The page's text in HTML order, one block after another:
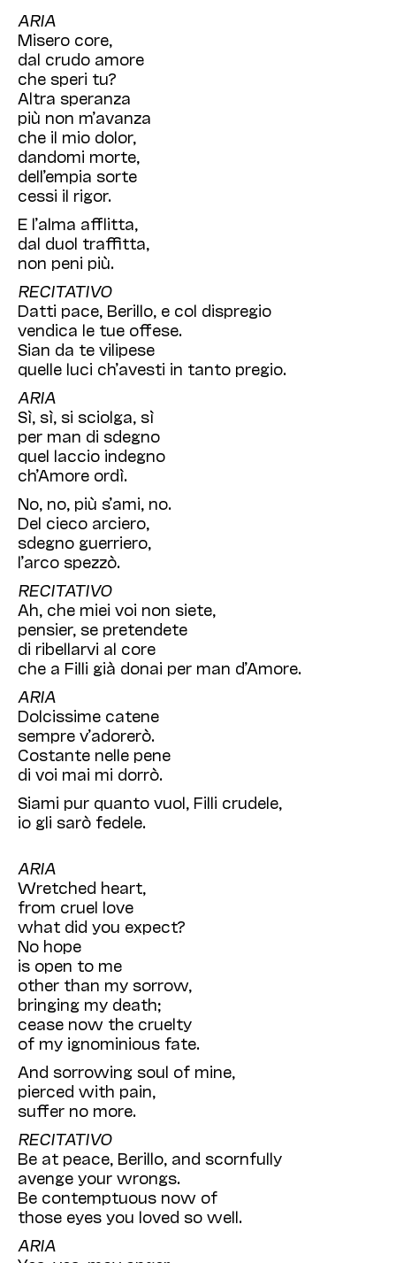
ARIA
Misero core,
dal crudo amore
che speri tu?
Altra speranza
più non m’avanza
che il mio dolor,
dandomi morte,
dell’empia sorte
cessi il rigor.
E l’alma afflitta,
dal duol traffitta,
non peni più.
RECITATIVO
Datti pace, Berillo, e col dispregio
vendica le tue offese.
Sian da te vilipese
quelle luci ch’avesti in tanto pregio.
ARIA
Sì, sì, si sciolga, sì
per man di sdegno
quel laccio indegno
ch’Amore ordì.
No, no, più s’ami, no.
Del cieco arciero,
sdegno guerriero,
l’arco spezzò.
RECITATIVO
Ah, che miei voi non siete,
pensier, se pretendete
di ribellarvi al core
che a Filli già donai per man d’Amore.
ARIA
Dolcissime catene
sempre v’adorerò.
Costante nelle pene
di voi mai mi dorrò.
Siami pur quanto vuol, Filli crudele,
io gli sarò fedele.
ARIA
Wretched heart,
from cruel love
what did you expect?
No hope
is open to me
other than my sorrow,
bringing my death;
cease now the cruelty
of my ignominious fate.
And sorrowing soul of mine,
pierced with pain,
suffer no more.
RECITATIVO
Be at peace, Berillo, and scornfully
avenge your wrongs.
Be contemptuous now of
those eyes you loved so well.
ARIA